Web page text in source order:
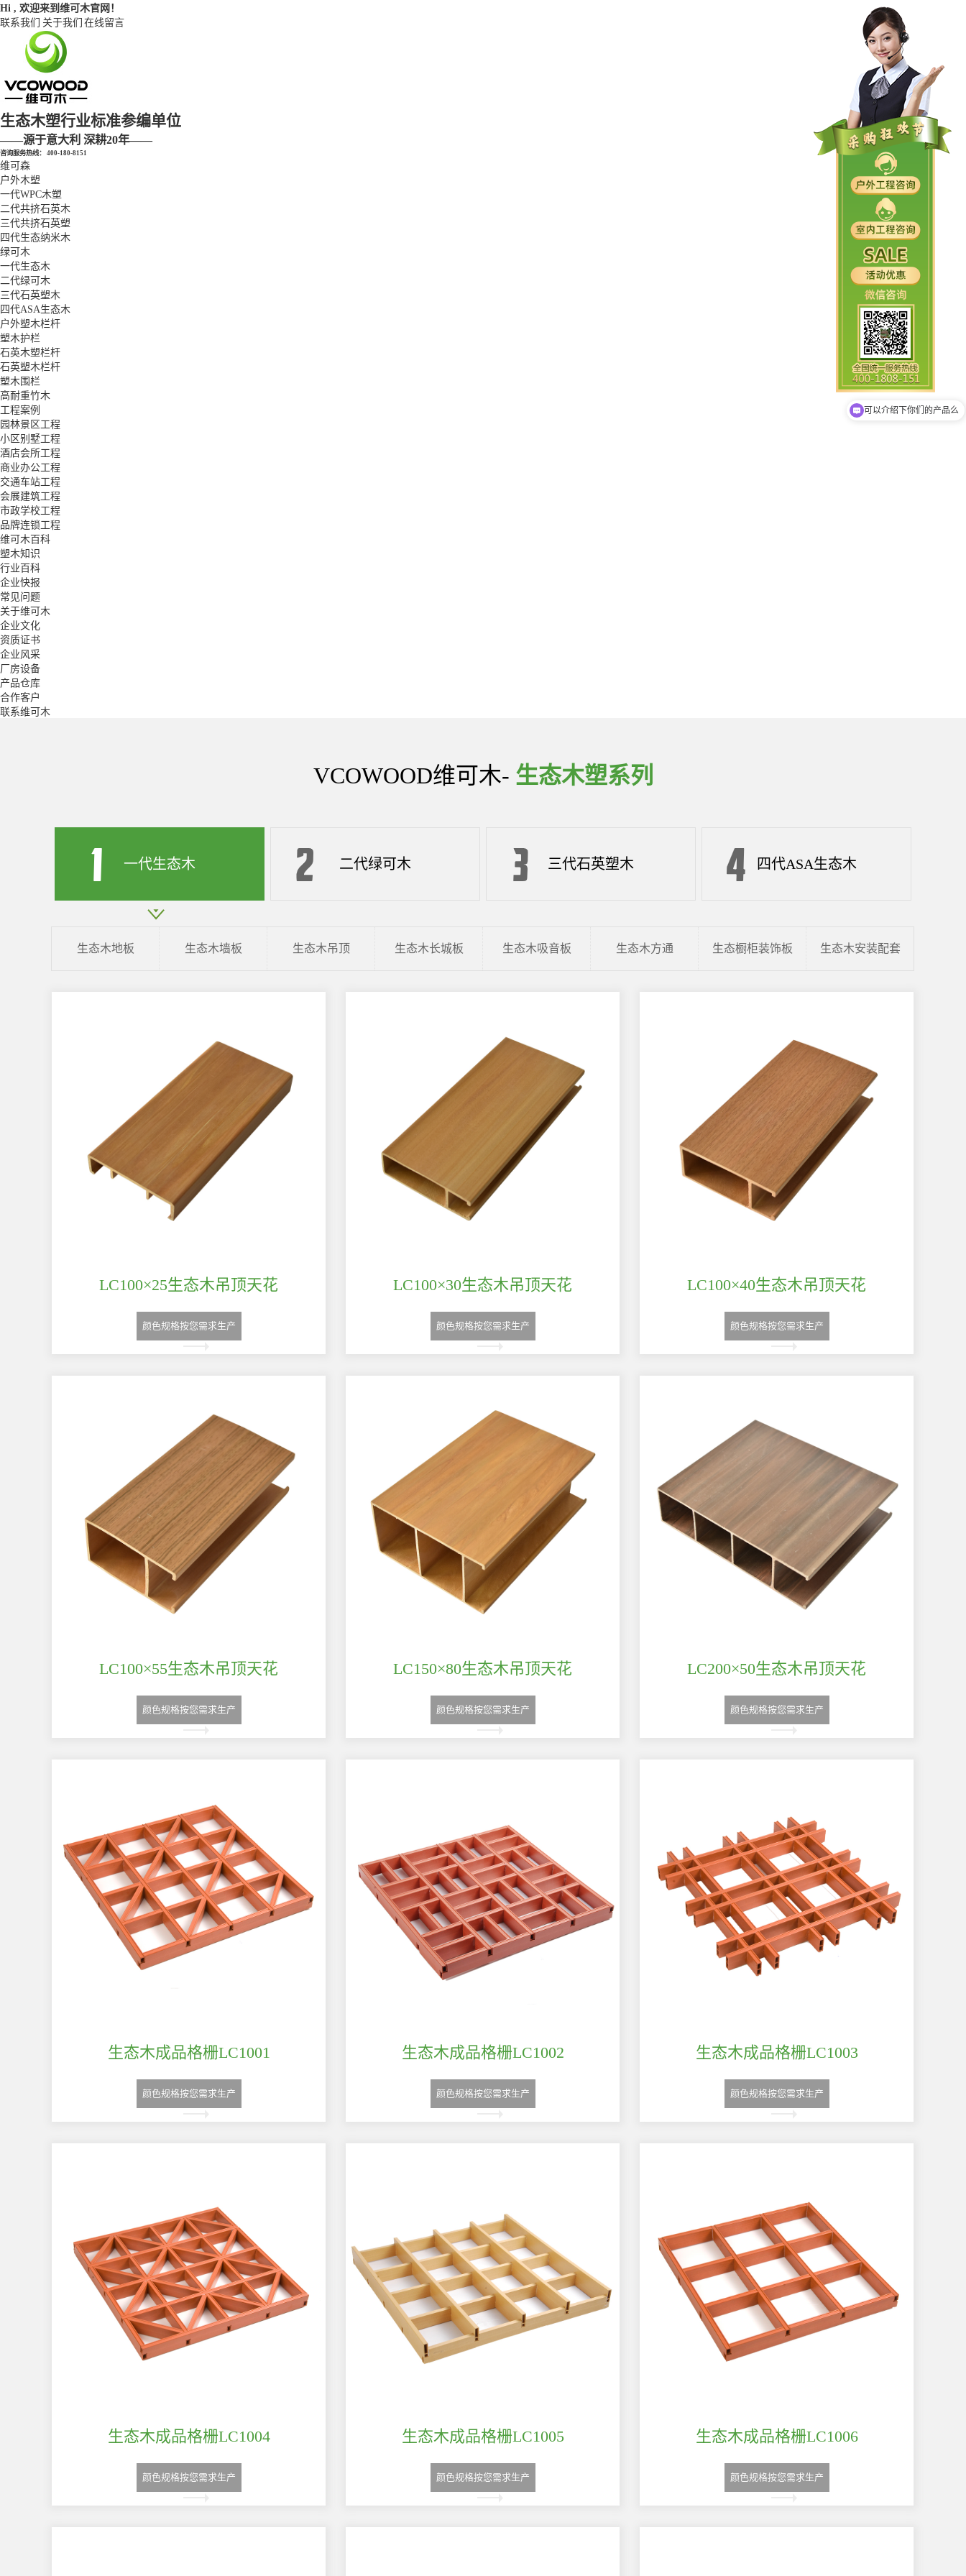
Hi , 欢迎来到维可木官网！
联系我们
关于我们 在线留言
生态木塑行业标准参编单位
——源于意大利 深耕20年——
咨询服务热线： 400-180-8151
维可森
户外木塑
一代WPC木塑
二代共挤石英木
三代共挤石英塑
四代生态纳米木
绿可木
一代生态木
二代绿可木
三代石英塑木
四代ASA生态木
户外塑木栏杆
塑木护栏
石英木塑栏杆
石英塑木栏杆
塑木围栏
高耐重竹木
工程案例
园林景区工程
小区别墅工程
酒店会所工程
商业办公工程
交通车站工程
会展建筑工程
市政学校工程
品牌连锁工程
维可木百科
塑木知识
行业百科
企业快报
常见问题
关于维可木
企业文化
资质证书
企业风采
厂房设备
产品仓库
合作客户
联系维可木
VCOWOOD维可木- 生态木塑系列
一代生态木 二代绿可木 三代石英塑木 四代ASA生态木
生态木地板 生态木墙板 生态木吊顶 生态木长城板 生态木吸音板 生态木方通 生态橱柜装饰板 生态木安装配套
LC100×25生态木吊顶天花
颜色规格按您需求生产
LC100×30生态木吊顶天花
颜色规格按您需求生产
LC100×40生态木吊顶天花
颜色规格按您需求生产
LC100×55生态木吊顶天花
颜色规格按您需求生产
LC150×80生态木吊顶天花
颜色规格按您需求生产
LC200×50生态木吊顶天花
颜色规格按您需求生产
生态木成品格栅LC1001
颜色规格按您需求生产
生态木成品格栅LC1002
颜色规格按您需求生产
生态木成品格栅LC1003
颜色规格按您需求生产
生态木成品格栅LC1004
颜色规格按您需求生产
生态木成品格栅LC1005
颜色规格按您需求生产
生态木成品格栅LC1006
颜色规格按您需求生产
你们是怎么收费的呢